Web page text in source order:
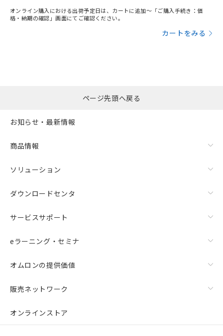
オンライン購入における出荷予定日は、カートに追加～「ご購入手続き：価
格・納期の確認」画面にてご確認ください。
カートをみる
ページ先頭へ戻る
お知らせ・最新情報
商品情報
ソリューション
ダウンロードセンタ
サービスサポート
eラーニング・セミナ
オムロンの提供価値
販売ネットワーク
オンラインストア